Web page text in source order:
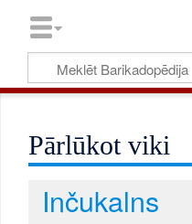
Pārlūkot viki
Inčukalns